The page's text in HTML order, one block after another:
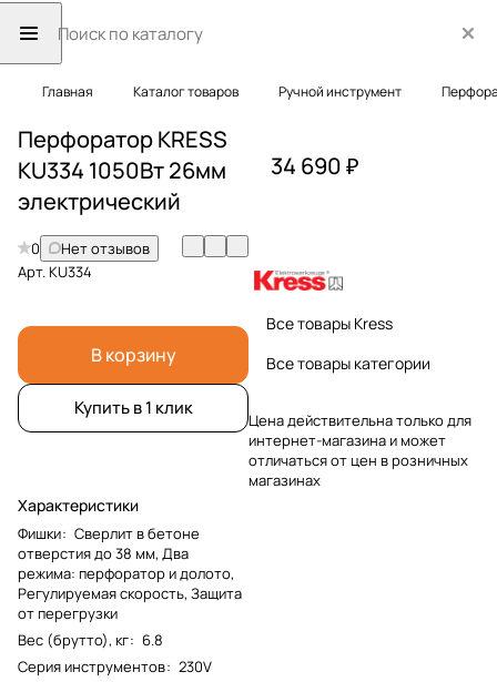
Главная Каталог товаров Ручной инструмент
Перфоратор KRESS
KU334 1050Вт 26мм
электрический
0
Нет отзывов
Арт.KU334
В корзину
Купить в 1 клик
Характеристики
Фишки: Сверлит в бетоне
отверстия до 38 мм, Два
режима: перфоратор и долото,
Регулируемая скорость, Защита
от перегрузки
Вес (брутто), кг: 6.8
Серия инструментов: 230V
34 690 ₽
Все товары Kress
Все товары категории
Цена действительна только для
интернет-магазина и может
отличаться от цен в розничных
магазинах